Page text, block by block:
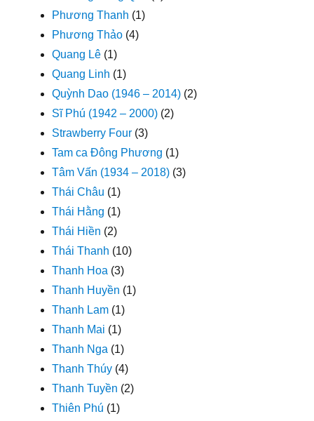
Phương Thanh (1)
Phương Thảo (4)
Quang Lê (1)
Quang Linh (1)
Quỳnh Dao (1946 – 2014) (2)
Sĩ Phú (1942 – 2000) (2)
Strawberry Four (3)
Tam ca Đông Phương (1)
Tâm Vấn (1934 – 2018) (3)
Thái Châu (1)
Thái Hằng (1)
Thái Hiền (2)
Thái Thanh (10)
Thanh Hoa (3)
Thanh Huyền (1)
Thanh Lam (1)
Thanh Mai (1)
Thanh Nga (1)
Thanh Thúy (4)
Thanh Tuyền (2)
Thiên Phú (1)